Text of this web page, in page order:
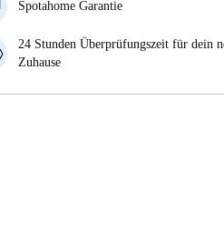
Spotahome Garantie
Falls der Vermieter deine Buchung
storniert, werden wir dir entweder A) ein
finden oder B) den gezahlten Betrag
24 Stunden Überprüfungszeit für dein neues
Zuhause